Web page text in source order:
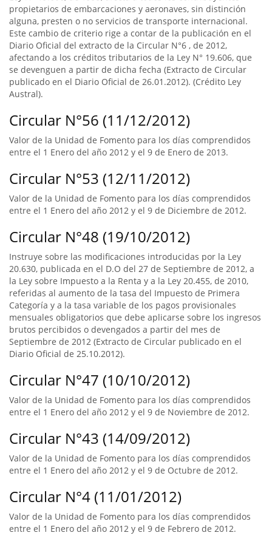
propietarios de embarcaciones y aeronaves, sin distinción
alguna, presten o no servicios de transporte internacional.
Este cambio de criterio rige a contar de la publicación en el
Diario Oficial del extracto de la Circular N°6 , de 2012,
afectando a los créditos tributarios de la Ley N° 19.606, que
se devenguen a partir de dicha fecha (Extracto de Circular
publicado en el Diario Oficial de 26.01.2012). (Crédito Ley
Austral).
Circular N°56 (11/12/2012)
Valor de la Unidad de Fomento para los días comprendidos
entre el 1 Enero del año 2012 y el 9 de Enero de 2013.
Circular N°53 (12/11/2012)
Valor de la Unidad de Fomento para los días comprendidos
entre el 1 Enero del año 2012 y el 9 de Diciembre de 2012.
Circular N°48 (19/10/2012)
Instruye sobre las modificaciones introducidas por la Ley
20.630, publicada en el D.O del 27 de Septiembre de 2012, a
la Ley sobre Impuesto a la Renta y a la Ley 20.455, de 2010,
referidas al aumento de la tasa del Impuesto de Primera
Categoría y a la tasa variable de los pagos provisionales
mensuales obligatorios que debe aplicarse sobre los ingresos
brutos percibidos o devengados a partir del mes de
Septiembre de 2012 (Extracto de Circular publicado en el
Diario Oficial de 25.10.2012).
Circular N°47 (10/10/2012)
Valor de la Unidad de Fomento para los días comprendidos
entre el 1 Enero del año 2012 y el 9 de Noviembre de 2012.
Circular N°43 (14/09/2012)
Valor de la Unidad de Fomento para los días comprendidos
entre el 1 Enero del año 2012 y el 9 de Octubre de 2012.
Circular N°4 (11/01/2012)
Valor de la Unidad de Fomento para los días comprendidos
entre el 1 Enero del año 2012 y el 9 de Febrero de 2012.